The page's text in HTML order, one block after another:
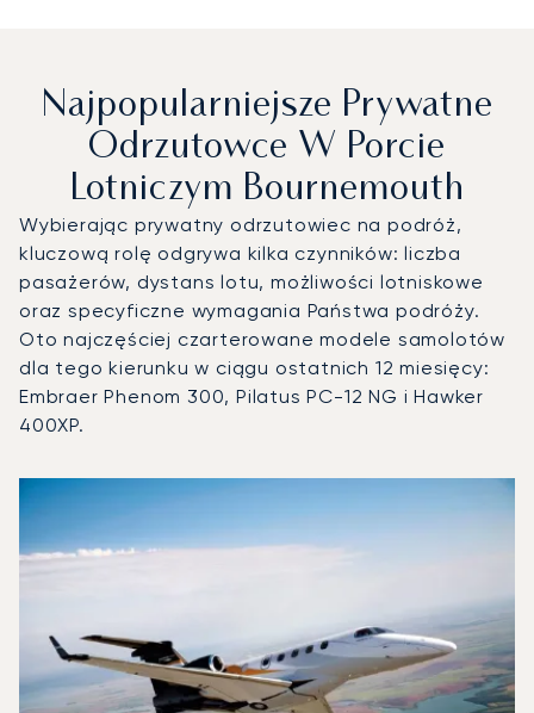
Najpopularniejsze Prywatne
Odrzutowce W Porcie
Lotniczym Bournemouth
Wybierając prywatny odrzutowiec na podróż,
kluczową rolę odgrywa kilka czynników: liczba
pasażerów, dystans lotu, możliwości lotniskowe
oraz specyficzne wymagania Państwa podróży.
Oto najczęściej czarterowane modele samolotów
dla tego kierunku w ciągu ostatnich 12 miesięcy:
Embraer Phenom 300, Pilatus PC-12 NG i Hawker
400XP.
Zdjęcie samolotu
Model samolotu
Prędkość (km/h)
Prędkość (węzły)
Zasięg (NM)